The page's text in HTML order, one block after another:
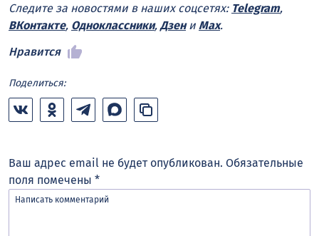
Следите за новостями в наших соцсетях: Telegram,
ВКонтакте, Одноклассники, Дзени Max.
Нравится
Поделиться:
Ваш адрес email не будет опубликован. Обязательные
поля помечены *